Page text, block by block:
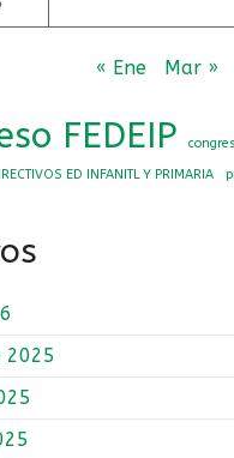
« Ene Mar »
FEDEIP
ED INFANITL Y PRIMARIA
2025